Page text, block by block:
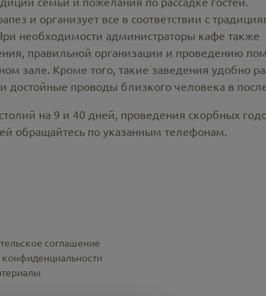
и организует все в соответствии с
необходимости администраторы кафе также
правильной организации и проведению
зале. Кроме того, такие заведения удобно
проводы близкого человека в
на 9 и 40 дней, проведения скорбных
обращайтесь по указанным телефонам.
соглашение